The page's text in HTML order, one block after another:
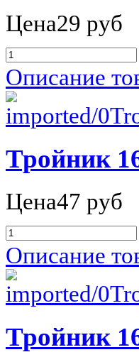
Цена29 руб
Описание
Тройник
Цена47 руб
Описание
Тройник